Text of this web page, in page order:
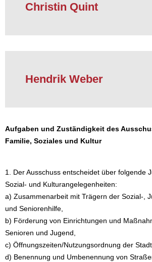
Christin Quint
Hendrik Weber
Aufgaben und Zuständigkeit des
Familie, Soziales und Kultur
1. Der Ausschuss entscheidet über folgende
Sozial- und Kulturangelegenheiten:
a) Zusammenarbeit mit Trägern der Sozial-,
und Seniorenhilfe,
b) Förderung von Einrichtungen und
Senioren und Jugend,
c) Öffnungszeiten/Nutzungsordnung der
d) Benennung und Umbenennung von